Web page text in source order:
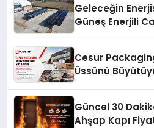
Geleceğin
Güneş Enerjili
Cesur
Üssünü
Güncel 30
Ahşap Kapı